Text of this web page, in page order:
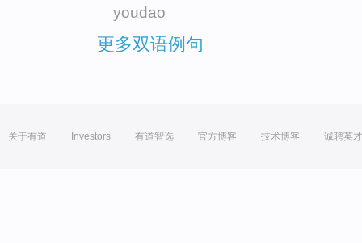
youdao
更多双语例句
关于有道 Investors 有道智选 官方博客 技术博客 诚聘英才